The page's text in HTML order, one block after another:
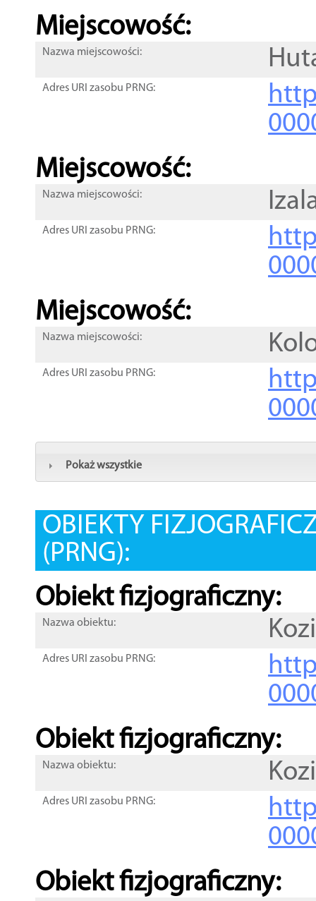
Miejscowość:
Nazwa miejscowości:
Adres URI zasobu PRNG:
Miejscowość:
Nazwa miejscowości:
Adres URI zasobu PRNG:
Miejscowość:
Nazwa miejscowości:
Adres URI zasobu PRNG:
Pokaż wszystkie
OBIEKTY
(PRNG):
Obiekt fizjograficzny:
Nazwa obiektu:
Adres URI zasobu PRNG:
Obiekt fizjograficzny:
Nazwa obiektu:
Adres URI zasobu PRNG:
Obiekt fizjograficzny: